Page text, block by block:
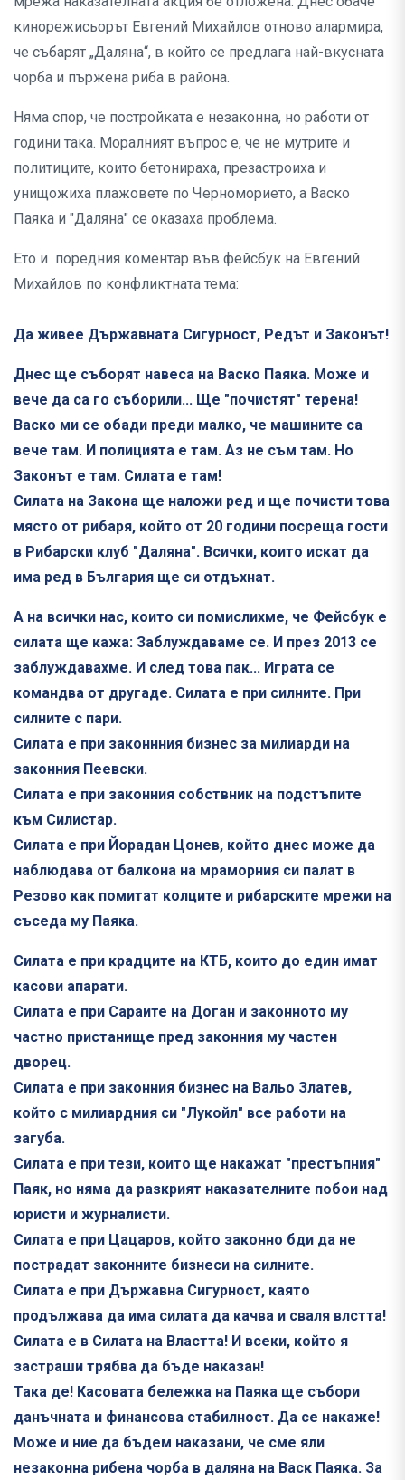
кинорежисьорът Евгений Михайлов отново алармира,
че събарят „Даляна“, в който се предлага най-вкусната
чорба и пържена риба в района.
Няма спор, че постройката е незаконна, но работи от
години така. Моралният въпрос е, че не мутрите и
политиците, които бетонираха, презастроиха и
унищожиха плажовете по Черноморието, а Васко
Паяка и "Даляна" се оказаха проблема.
Ето и поредния коментар във фейсбук на Евгений
Михайлов по конфликтната тема:
Да живее Държавната Сигурност, Редът и Законът!
Днес ще съборят навеса на Васко Паяка. Може и
вече да са го съборили... Ще "почистят" терена!
Васко ми се обади преди малко, че машините са
вече там. И полицията е там. Аз не съм там. Но
Законът е там. Силата е там!
Силата на Закона ще наложи ред и ще почисти това
място от рибаря, който от 20 години посреща гости
в Рибарски клуб "Даляна". Всички, които искат да
има ред в България ще си отдъхнат.
А на всички нас, които си помислихме, че Фейсбук е
силата ще кажа: Заблуждаваме се. И през 2013 се
заблуждавахме. И след това пак... Играта се
командва от другаде. Силата е при силните. При
силните с пари.
Силата е при законнния бизнес за милиарди на
законния Пеевски.
Силата е при законния собствник на подстъпите
към Силистар.
Силата е при Йорадан Цонев, който днес може да
наблюдава от балкона на мраморния си палат в
Резово как помитат колците и рибарските мрежи на
съседа му Паяка.
Силата е при крадците на КТБ, които до един имат
касови апарати.
Силата е при Сараите на Доган и законното му
частно пристанище пред законния му частен
дворец.
Силата е при законния бизнес на Вальо Златев,
който с милиардния си "Лукойл" все работи на
загуба.
Силата е при тези, които ще накажат "престъпния"
Паяк, но няма да разкрият наказателните побои над
юристи и журналисти.
Силата е при Цацаров, който законно бди да не
пострадат законните бизнеси на силните.
Силата е при Държавна Сигурност, каято
продължава да има силата да качва и сваля влстта!
Силата е в Силата на Властта! И всеки, който я
застраши трябва да бъде наказан!
Така де! Касовата бележка на Паяка ще събори
данъчната и финансова стабилност. Да се накаже!
Може и ние да бъдем наказани, че сме яли
незаконна рибена чорба в даляна на Васк Паяка. За